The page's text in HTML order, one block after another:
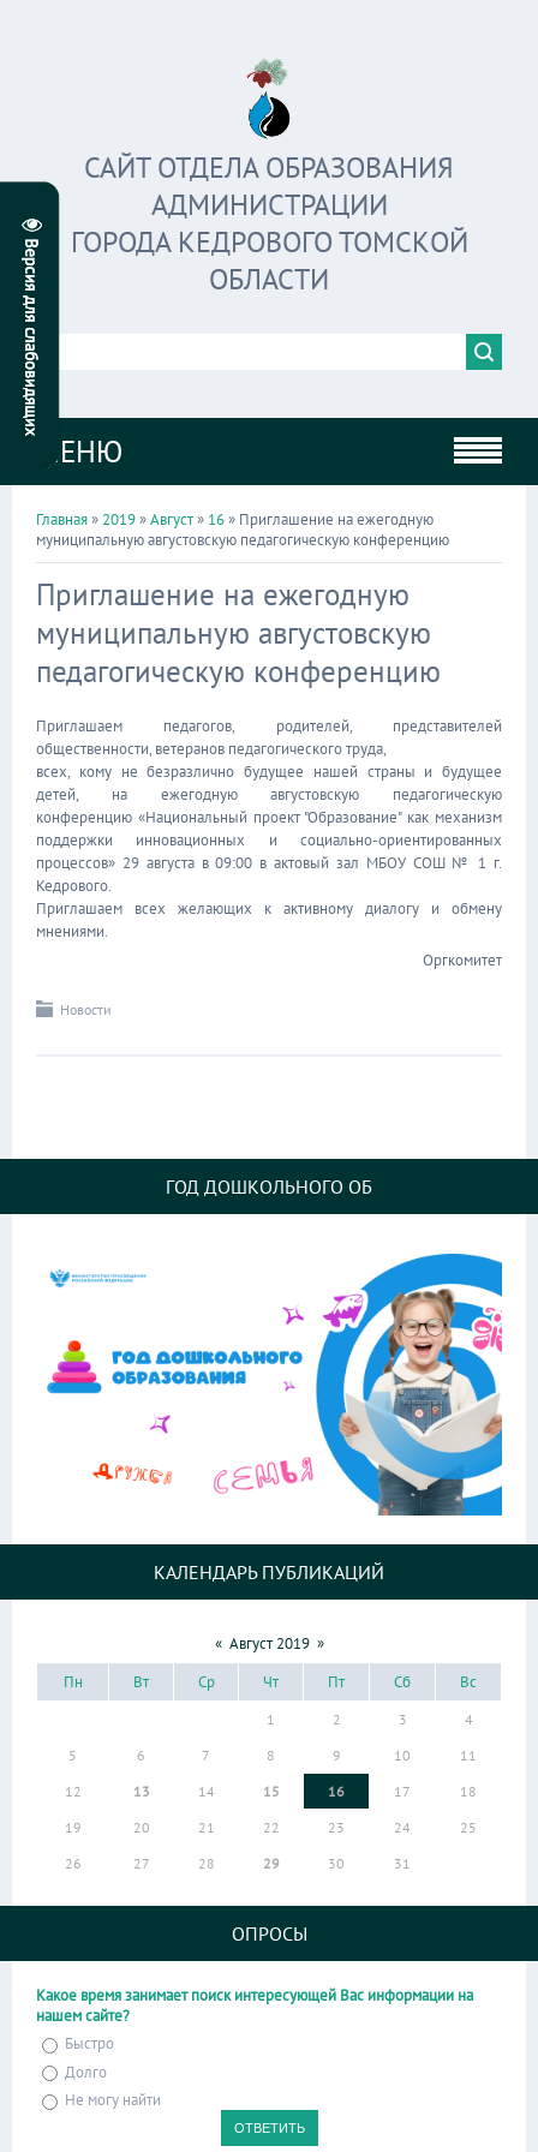
САЙТ ОТДЕЛА ОБРАЗОВАНИЯ
АДМИНИСТРАЦИИ
ГОРОДА КЕДРОВОГО ТОМСКОЙ
ОБЛАСТИ
МЕНЮ
Главная» 2019»Август» 16» Приглашение на ежегодную
муниципальную августовскую педагогическую конференцию
Приглашение на ежегодную
муниципальную августовскую
педагогическую конференцию
Приглашаем педагогов, родителей, представителей
общественности, ветеранов педагогического труда,
всех, кому не безразлично будущее нашей страны и будущее
детей, на ежегодную августовскую педагогическую
конференцию «Национальный проект "Образование" как механизм
поддержки инновационных и социально-ориентированных
процессов» 29 августа в 09:00 в актовый зал МБОУ СОШ № 1 г.
Кедрового.
Приглашаем всех желающих к активному диалогу и обмену
мнениями.
Оргкомитет
Новости
ГОД ДОШКОЛЬНОГО ОБ
КАЛЕНДАРЬ ПУБЛИКАЦИЙ
« Август 2019 »
Пн
Вт Ср Чт Пт Сб Вс
1 2 3
4
5
6 7 8 9 10
11
12
13 14 15 16 17
18
19
20 21 22 23 24
25
26
27 28 29 30 31
ОПРОСЫ
Какое время занимает поиск интересующей Вас информации на
нашем сайте?
Быстро
Долго
Не могу найти